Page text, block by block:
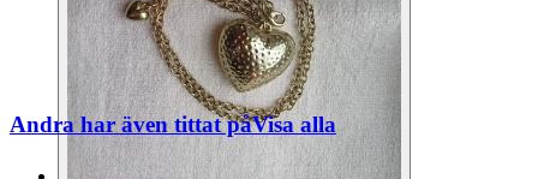
Andra har även tittat påVisa alla